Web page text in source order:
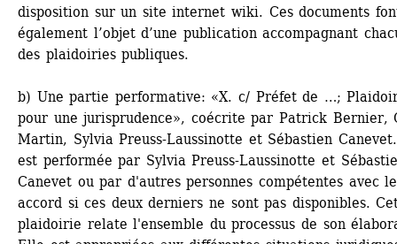
disposition sur un site internet wiki. Ces documents
également l’objet d’une publication accompagnant
des plaidoiries publiques.
b) Une partie performative: «X. c/ Préfet de …;
pour une jurisprudence», coécrite par Patrick Bernier,
Martin, Sylvia Preuss-Laussinotte et Sébastien
est performée par Sylvia Preuss-Laussinotte et
Canevet ou par d'autres personnes compétentes avec
accord si ces deux derniers ne sont pas disponibles.
plaidoirie relate l'ensemble du processus de son